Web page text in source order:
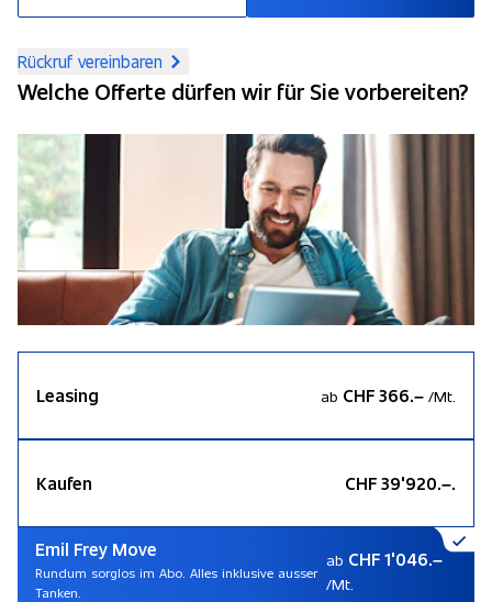
Rückruf vereinbaren
Welche Offerte dürfen wir für Sie vorbereiten?
Leasing ab CHF 366.– /Mt.
Kaufen CHF 39'920.–.
Emil Frey Move
Rundum sorglos im Abo. Alles inklusive ausser
Tanken.
ab CHF 1'046.–
/Mt.